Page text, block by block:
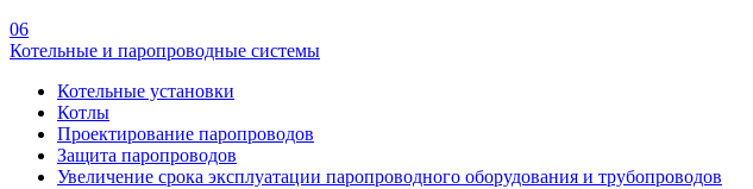
06
Котельные и паропроводные системы
Котельные установки
Котлы
Проектирование паропроводов
Защита паропроводов
Увеличение срока эксплуатации паропроводного оборудования и трубопроводов